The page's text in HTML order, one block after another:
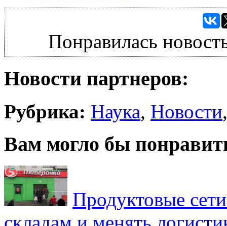
Понравилась
Новости партнеров:
Рубрика: Наука, Новости
Вам могло бы
Продуктовые